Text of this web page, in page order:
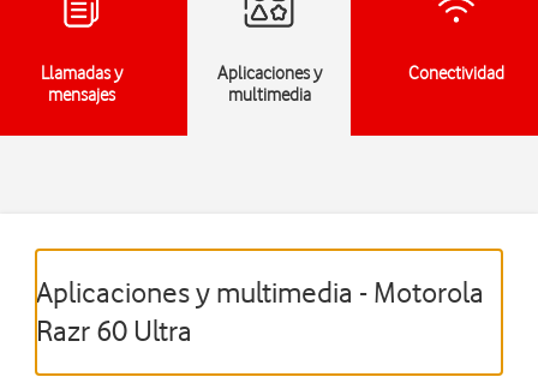
Llamadas y
mensajes
Aplicaciones y
multimedia
Conectividad
Aplicaciones y multimedia - Motorola
Razr 60 Ultra